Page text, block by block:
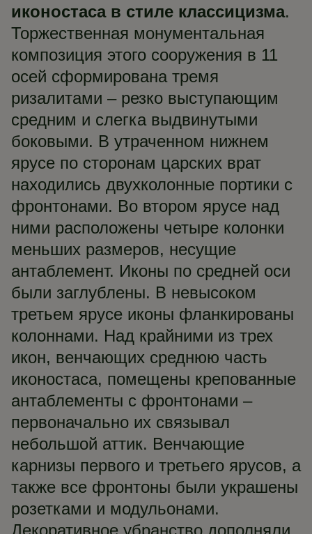
иконостаса в стиле классицизма.
Торжественная монументальная
композиция этого сооружения в 11
осей сформирована тремя
ризалитами – резко выступающим
средним и слегка выдвинутыми
боковыми. В утраченном нижнем
ярусе по сторонам царских врат
находились двухколонные портики с
фронтонами. Во втором ярусе над
ними расположены четыре колонки
меньших размеров, несущие
антаблемент. Иконы по средней оси
были заглублены. В невысоком
третьем ярусе иконы фланкированы
колоннами. Над крайними из трех
икон, венчающих среднюю часть
иконостаса, помещены крепованные
антаблементы с фронтонами –
первоначально их связывал
небольшой аттик. Венчающие
карнизы первого и третьего ярусов, а
также все фронтоны были украшены
розетками и модульонами.
Декоративное убранство дополняли